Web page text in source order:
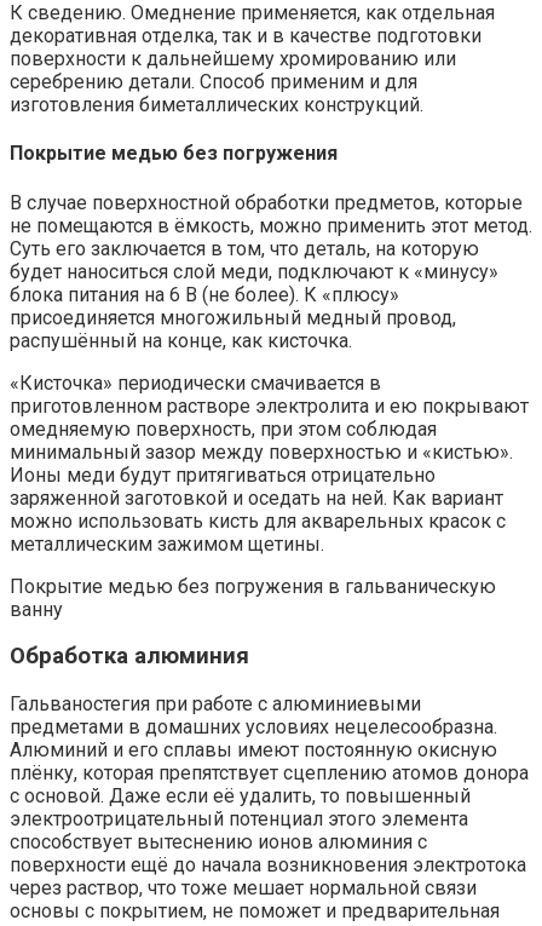
К сведению. Омеднение применяется, как отдельная
декоративная отделка, так и в качестве подготовки
поверхности к дальнейшему хромированию или
серебрению детали. Способ применим и для
изготовления биметаллических конструкций.
Покрытие медью без погружения
В случае поверхностной обработки предметов, которые
не помещаются в ёмкость, можно применить этот метод.
Суть его заключается в том, что деталь, на которую
будет наноситься слой меди, подключают к «минусу»
блока питания на 6 В (не более). К «плюсу»
присоединяется многожильный медный провод,
распушённый на конце, как кисточка.
«Кисточка» периодически смачивается в
приготовленном растворе электролита и ею покрывают
омедняемую поверхность, при этом соблюдая
минимальный зазор между поверхностью и «кистью».
Ионы меди будут притягиваться отрицательно
заряженной заготовкой и оседать на ней. Как вариант
можно использовать кисть для акварельных красок с
металлическим зажимом щетины.
Покрытие медью без погружения в гальваническую
ванну
Обработка алюминия
Гальваностегия при работе с алюминиевыми
предметами в домашних условиях нецелесообразна.
Алюминий и его сплавы имеют постоянную окисную
плёнку, которая препятствует сцеплению атомов донора
с основой. Даже если её удалить, то повышенный
электроотрицательный потенциал этого элемента
способствует вытеснению ионов алюминия с
поверхности ещё до начала возникновения электротока
через раствор, что тоже мешает нормальной связи
основы с покрытием, не поможет и предварительная